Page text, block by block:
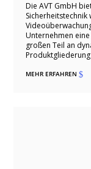
Die AVT GmbH
Sicherheitstechnik
Unternehmen
großen Teil an
MEHR ERFAHREN$